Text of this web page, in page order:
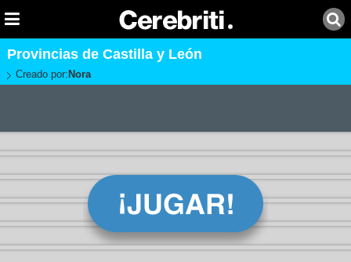
Provincias de Castilla y León
Creado por: Nora